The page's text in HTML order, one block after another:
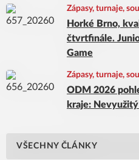
Zápasy, turnaje,
Horké Brno,
čtvrtfinále.
Game
Zápasy, turnaje,
ODM 2026
kraje:
VŠECHNY ČLÁNKY